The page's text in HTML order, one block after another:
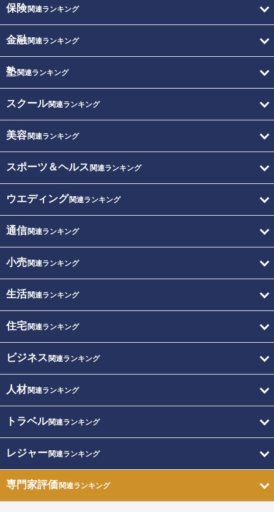
保険関連ランキング
金融関連ランキング
塾関連ランキング
スクール関連ランキング
美容関連ランキング
スポーツ＆ヘルス 関連ランキング
ウエディング関連ランキング
通信関連ランキング
小売関連ランキング
生活関連ランキング
住宅関連ランキング
ビジネス 関連ランキング
人材関連ランキング
トラベル関連ランキング
レジャー関連ランキング
専門家評価関連ランキング